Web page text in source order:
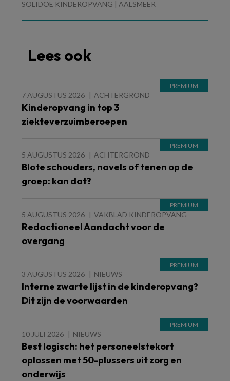
SOLIDOE KINDEROPVANG | AALSMEER
Lees ook
7 AUGUSTUS 2026 ACHTERGROND
Kinderopvang in top 3
ziekteverzuimberoepen
5 AUGUSTUS 2026 ACHTERGROND
Blote schouders, navels of tenen op de
groep: kan dat?
5 AUGUSTUS 2026 VAKBLAD KINDEROPVANG
Redactioneel Aandacht voor de
overgang
3 AUGUSTUS 2026 NIEUWS
Interne zwarte lijst in de kinderopvang?
Dit zijn de voorwaarden
10 JULI 2026 NIEUWS
Best logisch: het personeelstekort
oplossen met 50-plussers uit zorg en
onderwijs